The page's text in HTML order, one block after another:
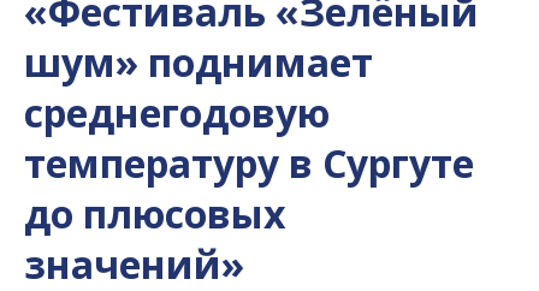
«Фестиваль «Зелёный
шум» поднимает
среднегодовую
температуру в Сургуте
до плюсовых
значений»